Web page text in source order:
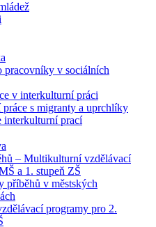
v sociálních
v interkulturní práci
s migranty a uprchlíky
interkulturní prací
– Multikulturní vzdělávací
a 1. stupeň ZŠ
příběhů v městských
programy pro 2.